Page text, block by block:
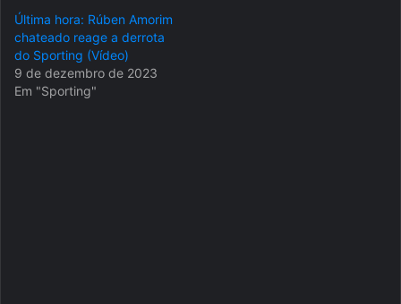
Última hora: Rúben Amorim
chateado reage a derrota
do Sporting (Vídeo)
9 de dezembro de 2023
Em "Sporting"